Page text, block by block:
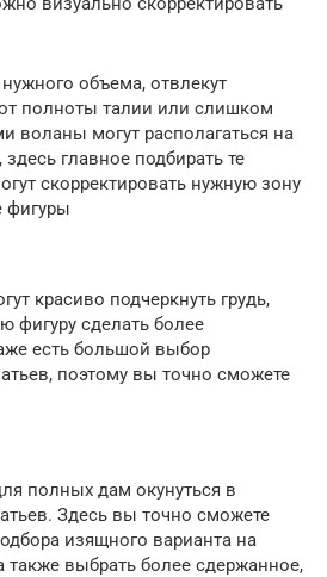
объема, отвлекут
полноты талии или слишком
воланы могут располагаться на
главное подбирать те
скорректировать нужную зону
фигуры
красиво подчеркнуть грудь,
фигуру сделать более
есть большой выбор
поэтому вы точно сможете
полных дам окунуться в
Здесь вы точно сможете
изящного варианта на
также выбрать более сдержанное,